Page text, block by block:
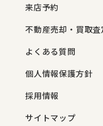
来店予約
不動産売却・買取査
よくある質問
個人情報保護方針
採用情報
サイトマップ